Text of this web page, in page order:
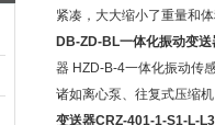
紧凑，大大缩小了重量和
DB-ZD-BL一体化振动变送
器 HZD-B-4一体化振动传
诸如离心泵、往复式压缩
变送器CRZ-401-1-S1-L-